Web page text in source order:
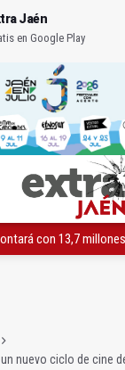
Jaén
en Google Play
con 13,7
un nuevo ciclo de cine